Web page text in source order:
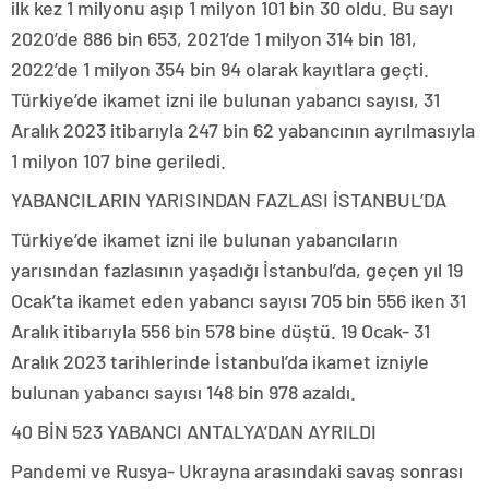
ilk kez 1 milyonu aşıp 1 milyon 101 bin 30 oldu. Bu sayı
2020’de 886 bin 653, 2021’de 1 milyon 314 bin 181,
2022’de 1 milyon 354 bin 94 olarak kayıtlara geçti.
Türkiye’de ikamet izni ile bulunan yabancı sayısı, 31
Aralık 2023 itibarıyla 247 bin 62 yabancının ayrılmasıyla
1 milyon 107 bine geriledi.
YABANCILARIN YARISINDAN FAZLASI İSTANBUL’DA
Türkiye’de ikamet izni ile bulunan yabancıların
yarısından fazlasının yaşadığı İstanbul’da, geçen yıl 19
Ocak’ta ikamet eden yabancı sayısı 705 bin 556 iken 31
Aralık itibarıyla 556 bin 578 bine düştü. 19 Ocak- 31
Aralık 2023 tarihlerinde İstanbul’da ikamet izniyle
bulunan yabancı sayısı 148 bin 978 azaldı.
40 BİN 523 YABANCI ANTALYA’DAN AYRILDI
Pandemi ve Rusya- Ukrayna arasındaki savaş sonrası